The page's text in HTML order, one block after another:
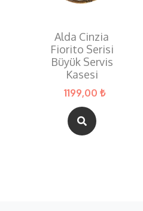
Alda Cinzia
Fiorito Serisi
Büyük Servis
Kasesi
1199,00 ₺